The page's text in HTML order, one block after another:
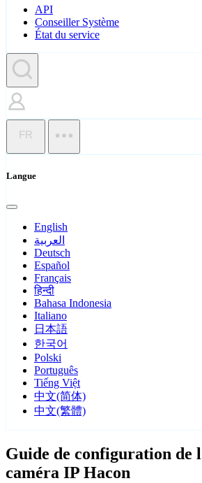
API
Conseiller Système
État du service
FR
Langue
English
العربية
Deutsch
Español
Français
हिन्दी
Bahasa Indonesia
Italiano
日本語
한국어
Polski
Português
Tiếng Việt
中文(简体)
中文(繁體)
Guide de configuration de
caméra IP Hacon